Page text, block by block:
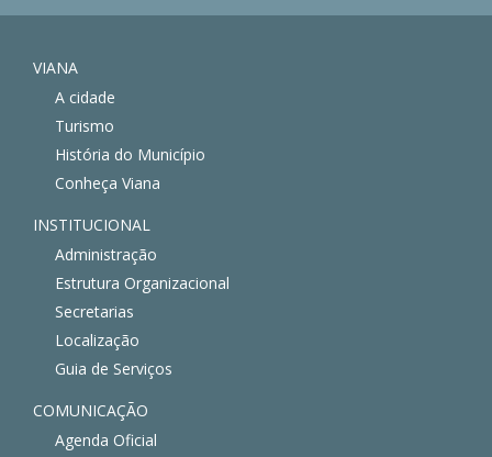
VIANA
A cidade
Turismo
História do Município
Conheça Viana
INSTITUCIONAL
Administração
Estrutura Organizacional
Secretarias
Localização
Guia de Serviços
COMUNICAÇÃO
Agenda Oficial